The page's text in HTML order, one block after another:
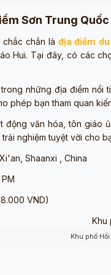
Sơn Trung Quốc
chắc chắn làđịa điểm
Hui. Tại đây, có các
những địa điểm
phép bạn tham quan
động văn hóa, tôn giáo
nghiệm tuyệt vời cho
Shaanxi , China
VND)
Khu phố